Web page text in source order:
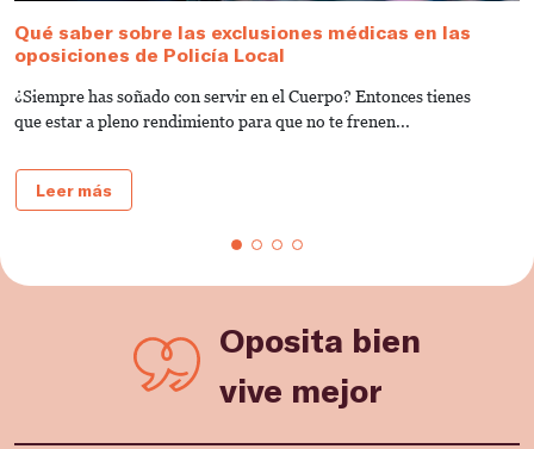
Qué saber sobre las exclusiones médicas en las
oposiciones de Policía Local
¿Siempre has soñado con servir en el Cuerpo? Entonces tienes
que estar a pleno rendimiento para que no te frenen...
Leer más
Oposita bien
vive mejor